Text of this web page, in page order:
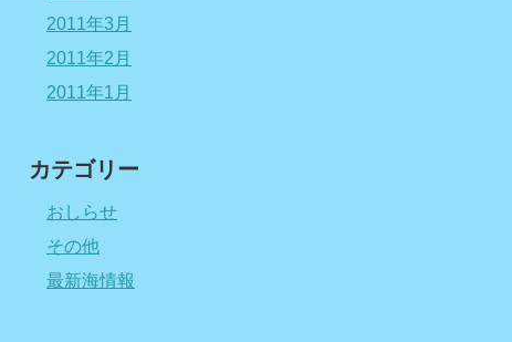
2011年3月
2011年2月
2011年1月
カテゴリー
おしらせ
その他
最新海情報